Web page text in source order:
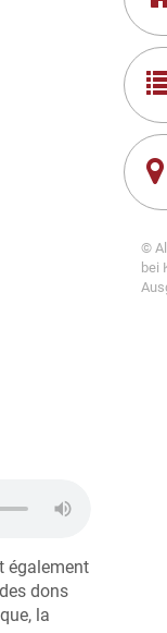
également
dons
la
©
bei